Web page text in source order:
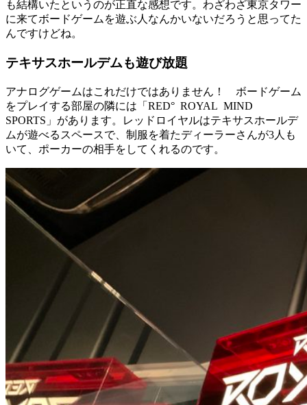
も結構いたというのが正直な感想です。わざわざ東京タワー
に来てボードゲームを遊ぶ人なんかいないだろうと思ってた
んですけどね。
テキサスホールデムも遊び放題
アナログゲームはこれだけではありません！ ボードゲーム
をプレイする部屋の隣には「 RED° ROYAL MIND
SPORTS 」があります。レッドロイヤルはテキサスホールデ
ムが遊べるスペースで、制服を着たディーラーさんが3人も
いて、ポーカーの相手をしてくれるのです。